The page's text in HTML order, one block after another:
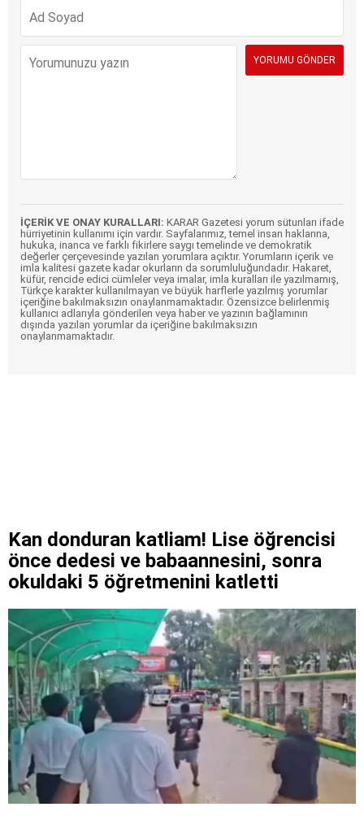
İÇERİK VE ONAY KURALLARI: KARAR Gazetesi yorum sütunları ifade
hürriyetinin kullanımı için vardır. Sayfalarımız, temel insan haklarına,
hukuka, inanca ve farklı fikirlere saygı temelinde ve demokratik
değerler çerçevesinde yazılan yorumlara açıktır. Yorumların içerik ve
imla kalitesi gazete kadar okurların da sorumluluğundadır. Hakaret,
küfür, rencide edici cümleler veya imalar, imla kuralları ile yazılmamış,
Türkçe karakter kullanılmayan ve büyük harflerle yazılmış yorumlar
içeriğine bakılmaksızın onaylanmamaktadır. Özensizce belirlenmiş
kullanıcı adlarıyla gönderilen veya haber ve yazının bağlamının
dışında yazılan yorumlar da içeriğine bakılmaksızın
onaylanmamaktadır.
Kan donduran katliam! Lise öğrencisi
önce dedesi ve babaannesini, sonra
okuldaki 5 öğretmenini katletti